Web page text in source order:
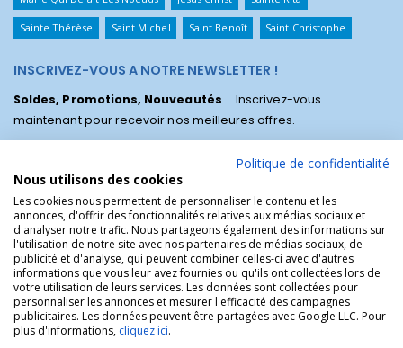
Sainte Thérèse Saint Michel Saint Benoît Saint Christophe
INSCRIVEZ-VOUS A NOTRE NEWSLETTER !
Soldes, Promotions, Nouveautés ... Inscrivez-vous
maintenant pour recevoir nos meilleures offres.
La Boutique des Chrétiens © | La boutique religieuse chrétienne de
référence !.
Politique de confidentialité
Nous utilisons des cookies
Les cookies nous permettent de personnaliser le contenu et les
annonces, d'offrir des fonctionnalités relatives aux médias sociaux et
d'analyser notre trafic. Nous partageons également des informations sur
l'utilisation de notre site avec nos partenaires de médias sociaux, de
publicité et d'analyse, qui peuvent combiner celles-ci avec d'autres
informations que vous leur avez fournies ou qu'ils ont collectées lors de
votre utilisation de leurs services. Les données sont collectées pour
personnaliser les annonces et mesurer l'efficacité des campagnes
publicitaires. Les données peuvent être partagées avec Google LLC. Pour
plus d'informations, cliquez ici.